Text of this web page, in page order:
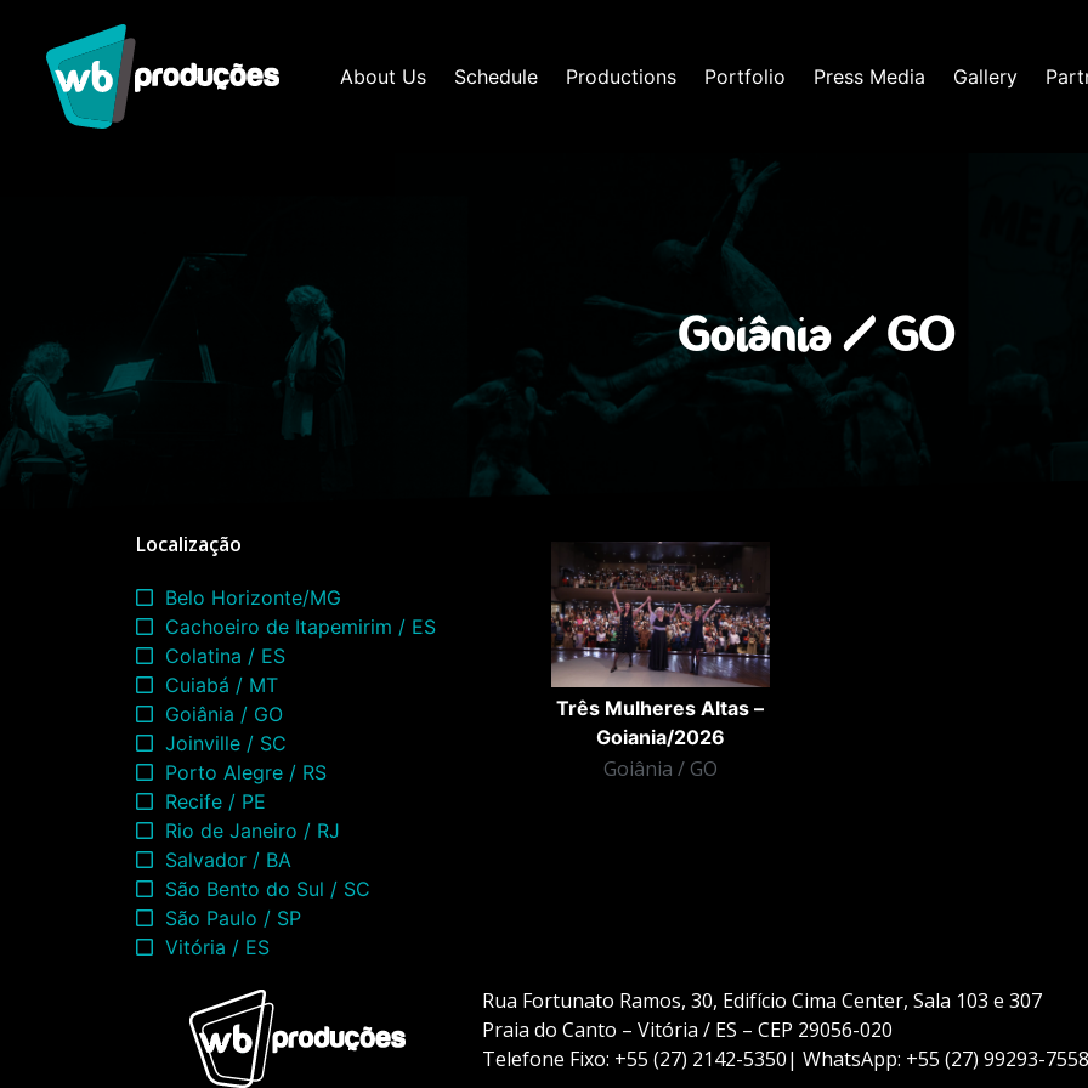
About Us Schedule Productions Portfolio Press Media Gallery
Goiânia / GO
Localização
Belo Horizonte/MG
Cachoeiro de Itapemirim / ES
Colatina / ES
Cuiabá / MT
Goiânia / GO
Joinville / SC
Porto Alegre / RS
Recife / PE
Rio de Janeiro / RJ
Salvador / BA
São Bento do Sul / SC
São Paulo / SP
Vitória / ES
Três Mulheres Altas –
Goiania/2026
Goiânia / GO
Rua Fortunato Ramos, 30, Edifício Cima Center, Sala 103 e 307
Praia do Canto – Vitória / ES – CEP 29056-020
Telefone Fixo: +55 (27) 2142-5350| WhatsApp: +55 (27) 99293-7558